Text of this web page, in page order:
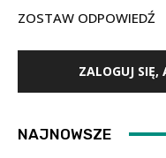
ZOSTAW ODPOWIEDŹ
ZALOGUJ
NAJNOWSZE